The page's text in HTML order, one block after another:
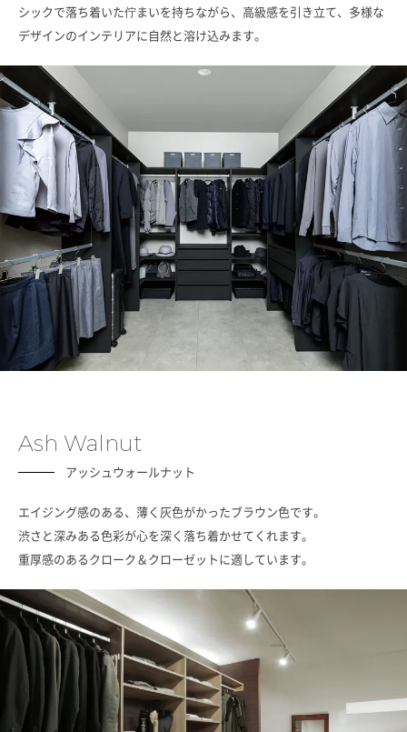
シックで落ち着いた佇まいを持ちながら、高級感を引き立て、多様な
デザインのインテリアに自然と溶け込みます。
Ash Walnut
アッシュウォールナット
エイジング感のある、薄く灰色がかったブラウン色です。
渋さと深みある色彩が心を深く落ち着かせてくれます。
重厚感のあるクローク＆クローゼットに適しています。